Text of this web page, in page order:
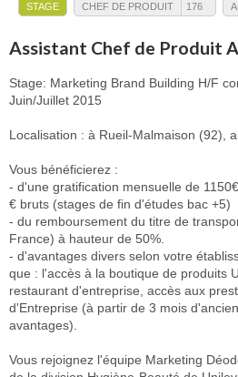
STAGE CHEF DE PRODUIT 176
Assistant Chef de Produit
Stage: Marketing Brand Building H/F
Juin/Juillet 2015
Localisation : à Rueil-Malmaison (92),
Vous bénéficierez :
- d'une gratification mensuelle de
€ bruts (stages de fin d'études bac +5)
- du remboursement du titre de
France) à hauteur de 50%.
- d'avantages divers selon votre
que : l'accès à la boutique de produits
restaurant d'entreprise, accès aux
d'Entreprise (à partir de 3 mois
avantages).
Vous rejoignez l'équipe Marketing